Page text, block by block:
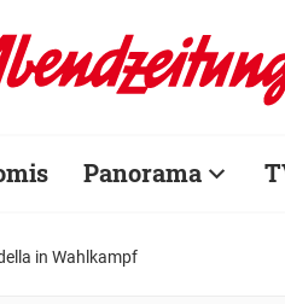
Panorama
in Wahlkampf